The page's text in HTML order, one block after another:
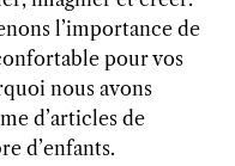
l’importance de
pour vos
nous avons
d’articles de
d’enfants.